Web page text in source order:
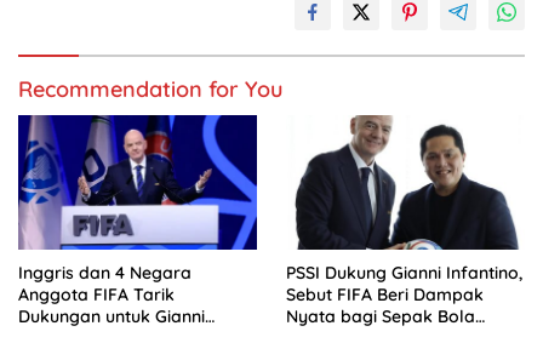
Recommendation for You
Inggris dan 4 Negara
Anggota FIFA Tarik
Dukungan untuk Gianni
PSSI Dukung Gianni Infantino,
Sebut FIFA Beri Dampak
Nyata bagi Sepak Bola